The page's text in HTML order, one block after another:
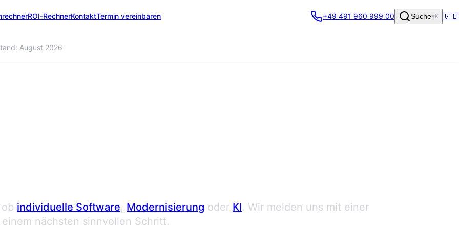
ROI-RechnerKontaktTermin vereinbaren
August 2026
+49 491 960 999 00 Suche⌘K 🇬🇧
individuelle Software, Modernisierung oder KI. Wir melden uns mit einer
nächsten sinnvollen Schritt.